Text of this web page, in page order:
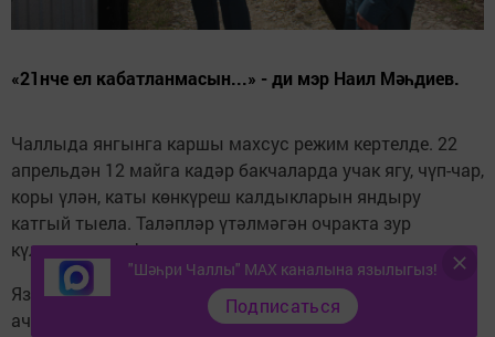
«21нче ел кабатланмасын...» - ди мэр Наил Мәһдиев.
Чаллыда янгынга каршы махсус режим кертелде. 22
апрельдән 12 майга кадәр бакчаларда учак ягу, чүп-чар,
коры үлән, каты көнкүреш калдыкларын яндыру
катгый тыела. Таләпләр үтәлмәгән очракта зур
күләмдә штрафлар салыначак.
Яз иртә килү сәбәпле, бакчачылар сезонны иртәрәк
ачып җибәрде. Бакчачылык ширкәтенең кайсына
"Шәһри Чаллы" MAX каналына язылыгыз!
Подписаться